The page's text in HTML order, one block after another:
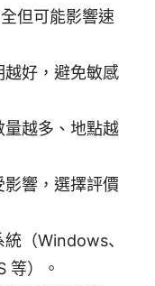
但可能影響速
越好，避免敏感
越多、地點越
響，選擇評價
（Windows、
等）。